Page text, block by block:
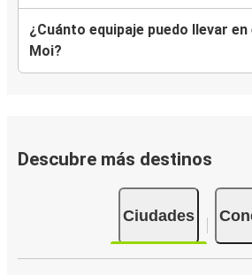
¿Cuánto equipaje puedo llevar
Moi?
Descubre más destinos
Ciudades